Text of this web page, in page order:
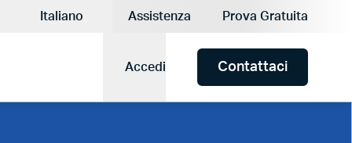
attuale:Italiano
Assistenza Prova Gratuita
Accedi Contattaci